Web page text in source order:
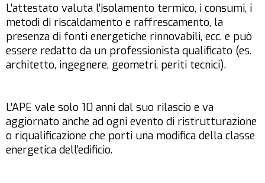
L’attestato valuta l’isolamento termico, i consumi, i
metodi di riscaldamento e raffrescamento, la
presenza di fonti energetiche rinnovabili, ecc. e può
essere redatto da un professionista qualificato (es.
architetto, ingegnere, geometri, periti tecnici).
L’APE vale solo 10 anni dal suo rilascio e va
aggiornato anche ad ogni evento di ristrutturazione
o riqualificazione che porti una modifica della classe
energetica dell’edificio.